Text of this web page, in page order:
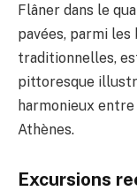
Flâner dans le
pavées, parmi les
traditionnelles,
pittoresque
harmonieux
Athènes.
Excursions